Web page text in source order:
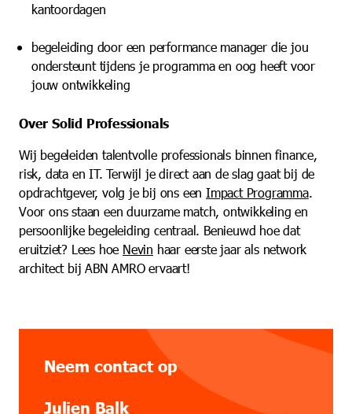
kantoordagen
begeleiding door een performance manager die jou
ondersteunt tijdens je programma en oog heeft voor
jouw ontwikkeling
Over Solid Professionals
Wij begeleiden talentvolle professionals binnen finance,
risk, data en IT. Terwijl je direct aan de slag gaat bij de
opdrachtgever, volg je bij ons eenImpact Programma.
Voor ons staan een duurzame match, ontwikkeling en
persoonlijke begeleiding centraal. Benieuwd hoe dat
eruitziet? Lees hoe Nevin haar eerste jaar als network
architect bij ABN AMRO ervaart!
Neem contact op
Julien Balk